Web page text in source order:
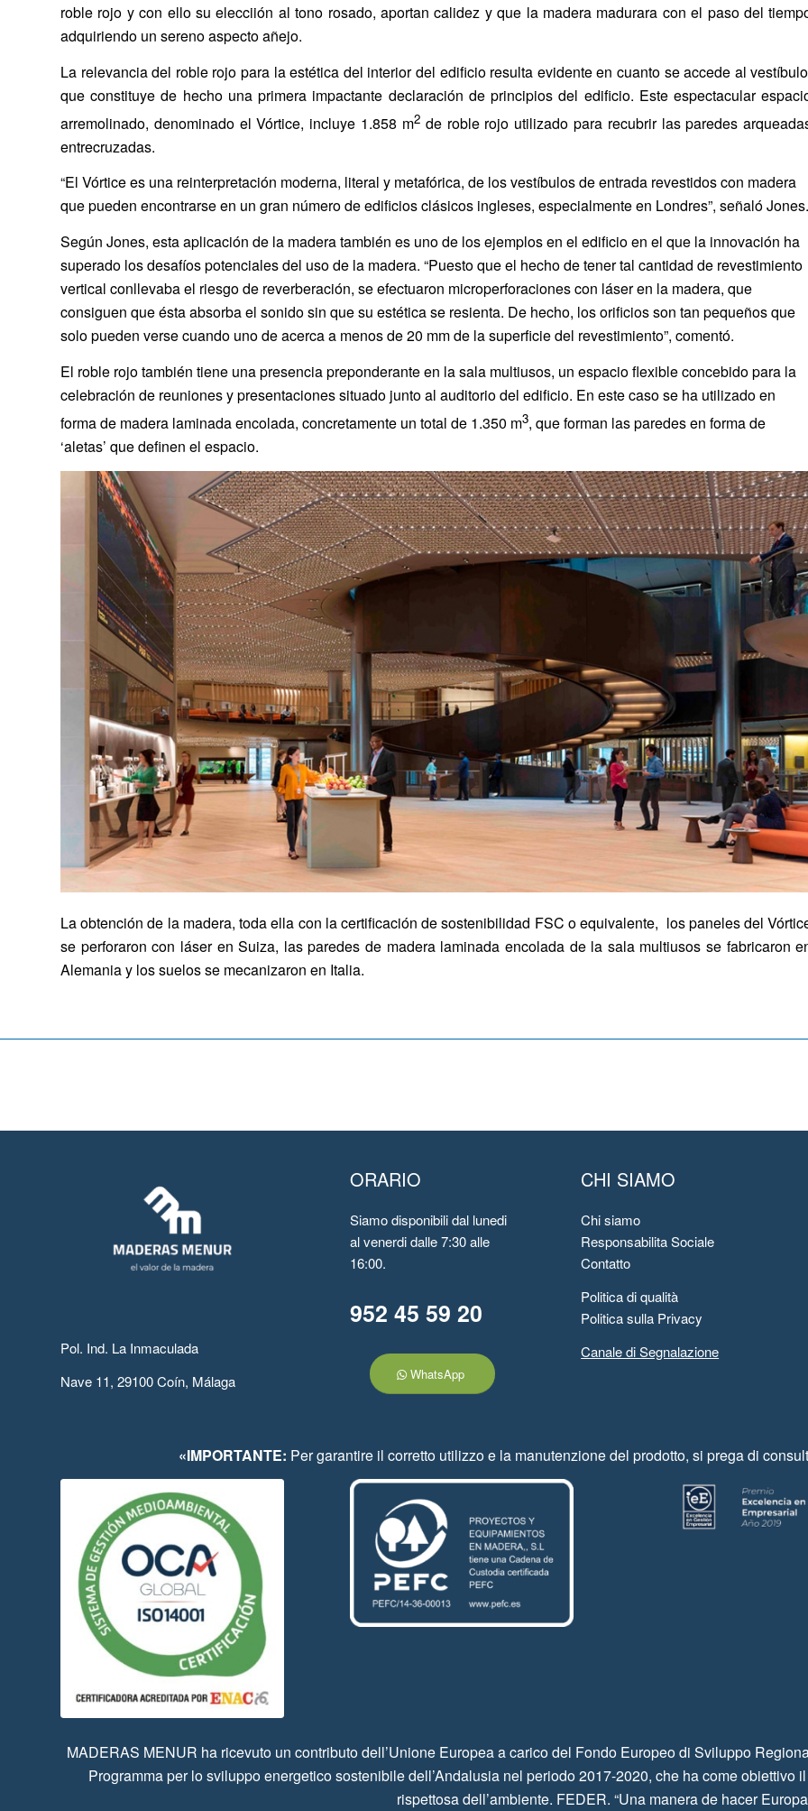
roble rojo y con ello su elecciión al tono rosado, aportan calidez y que la madera madurara con el paso del
adquiriendo un sereno aspecto añejo.
La relevancia del roble rojo para la estética del interior del edificio resulta evidente en cuanto se accede al
que constituye de hecho una primera impactante declaración de principios del edificio. Este espectacular
arremolinado, denominado el Vórtice, incluye 1.858 m2de roble rojo utilizado para recubrir las paredes
entrecruzadas.
“El Vórtice es una reinterpretación moderna, literal y metafórica, de los vestíbulos de entrada revestidos con madera
que pueden encontrarse en un gran número de edificios clásicos ingleses, especialmente en Londres”, señaló Jones.
Según Jones, esta aplicación de la madera también es uno de los ejemplos en el edificio en el que la innovación ha
superado los desafíos potenciales del uso de la madera. “Puesto que el hecho de tener tal cantidad de revestimiento
vertical conllevaba el riesgo de reverberación, se efectuaron microperforaciones con láser en la madera, que
consiguen que ésta absorba el sonido sin que su estética se resienta. De hecho, los orificios son tan pequeños que
solo pueden verse cuando uno de acerca a menos de 20 mm de la superficie del revestimiento”, comentó.
El roble rojo también tiene una presencia preponderante en la sala multiusos, un espacio flexible concebido para la
celebración de reuniones y presentaciones situado junto al auditorio del edificio. En este caso se ha utilizado en
forma de madera laminada encolada, concretamente un total de 1.350 m3, que forman las paredes en forma de
‘aletas’ que definen el espacio.
La obtención de la madera, toda ella con la certificación de sostenibilidad FSC o equivalente, los paneles del
se perforaron con láser en Suiza, las paredes de madera laminada encolada de la sala multiusos se fabricaron
Alemania y los suelos se mecanizaron en Italia.
Pol. Ind. La Inmaculada
Nave 11, 29100 Coín, Málaga
ORARIO
Siamo disponibili dal lunedi
al venerdi dalle 7:30 alle
16:00.
952 45 59 20
WhatsApp
CHI SIAMO
Chi siamo
Responsabilita Sociale
Contatto
Politica di qualità
Politica sulla Privacy
Canale di Segnalazione
«IMPORTANTE: Per garantire il corretto utilizzo e la manutenzione del prodotto, si prega di
MADERAS MENUR ha ricevuto un contributo dell’Unione Europea a carico del Fondo Europeo di Sviluppo
Programma per lo sviluppo energetico sostenibile dell’Andalusia nel periodo 2017-2020, che ha come obiettivo
rispettosa dell’ambiente. FEDER. “Una manera de hacer